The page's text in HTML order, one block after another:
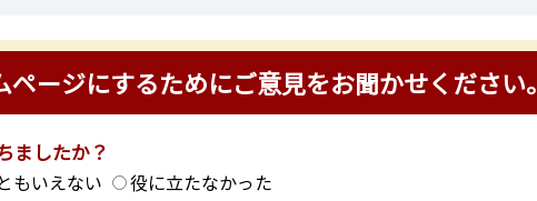
ージにするためにご意見をお聞かせください。
ましたか？
もいえない 役に立たなかった